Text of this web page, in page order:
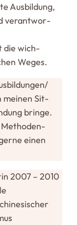
Aus­bildung,
ver­ant­wor­
die wich­
Weges.
meinen Sit­
bringe.
Metho­den­
einen
2007 – 2010